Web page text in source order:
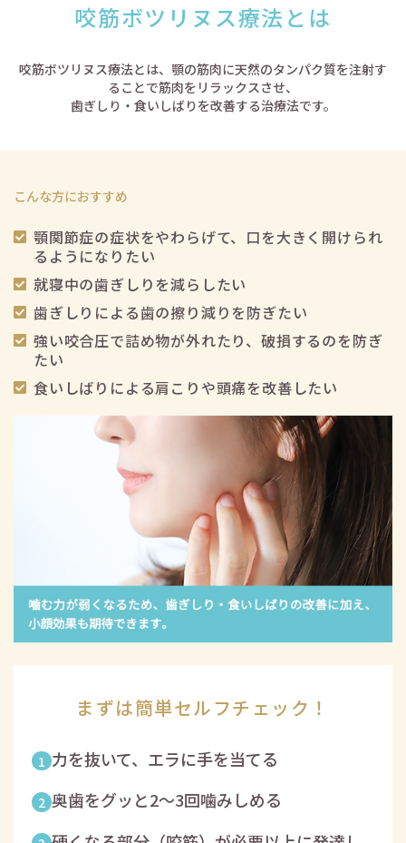
咬筋ボツリヌス療法 とは
咬筋ボツリヌス療法とは、顎の筋肉に天然のタンパク質を注射す
ることで筋肉をリラックスさせ、
歯ぎしり・食いしばりを改善する治療法です。
こんな方におすすめ
顎関節症の症状をやわらげて、口を大きく開けられ
るようになりたい
就寝中の歯ぎしりを減らしたい
歯ぎしりによる歯の擦り減りを防ぎたい
強い咬合圧で詰め物が外れたり、破損するのを防ぎ
たい
食いしばりによる肩こりや頭痛を改善したい
まずは簡単セルフチェック！
1 力を抜いて、エラに手を当てる
2 奥歯をグッと2〜3回噛みしめる
交通アクセス
（受付時間：9:00-18:00）